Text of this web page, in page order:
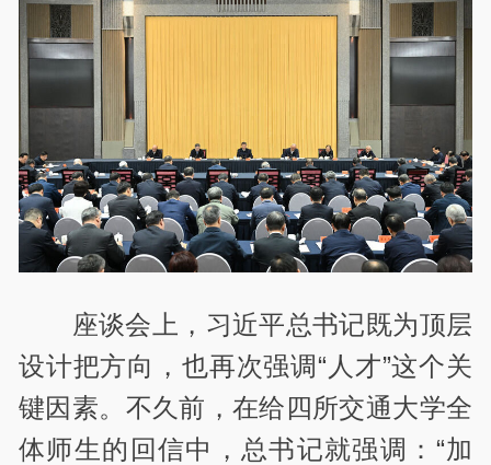
座谈会上，习近平总书记既为顶层
设计把方向，也再次强调“人才”这个关
键因素。不久前，在给四所交通大学全
体师生的回信中，总书记就强调：“加